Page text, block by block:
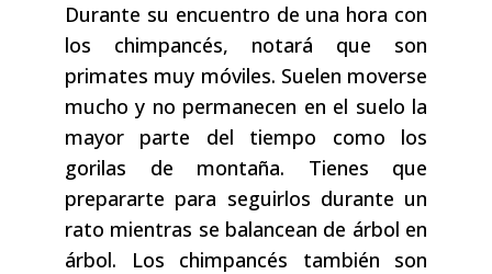
Durante su encuentro de una hora con
los chimpancés, notará que son
primates muy móviles. Suelen moverse
mucho y no permanecen en el suelo la
mayor parte del tiempo como los
gorilas de montaña. Tienes que
prepararte para seguirlos durante un
rato mientras se balancean de árbol en
árbol. Los chimpancés también son